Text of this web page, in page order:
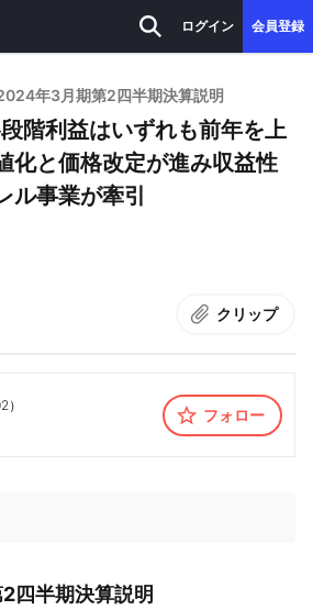
ログイン 会員登録
年3月期第2四半期決算説明
階利益はいずれも前年を上
と価格改定が進み収益性
ル事業が牽引
クリップ
）
フォロー
四半期決算説明